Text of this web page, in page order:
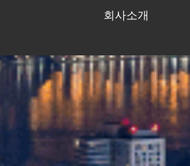
회사소개